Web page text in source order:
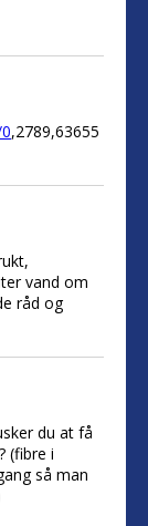
,2789,63655
vand om
råd og
du at få
(fibre i
så man